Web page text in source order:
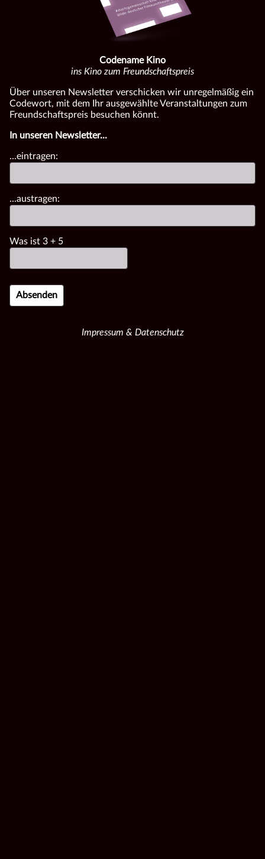
Codename Kino
ins Kino zum Freundschaftspreis
Über unseren Newsletter verschicken wir unregelmäßig ein
Codewort, mit dem Ihr ausgewählte Veranstaltungen zum
Freundschaftspreis besuchen könnt.
In unseren Newsletter...
...eintragen:
...austragen:
Was ist 3 + 5
Impressum & Datenschutz